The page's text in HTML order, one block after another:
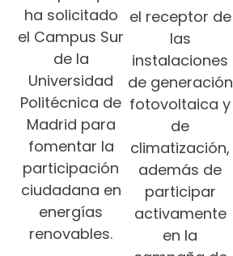
ha solicitado
el Campus Sur
de la
Universidad
Politécnica de
Madrid para
fomentar la
participación
ciudadana en
energías
renovables.
el receptor de
las
instalaciones
de generación
fotovoltaica y
de
climatización,
además de
participar
activamente
en la